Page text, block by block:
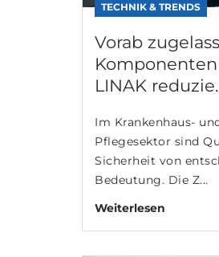
TECHNIK & TRENDS
Vorab
LINAK
Im Krankenhaus-
Pflegesektor sind
Sicherheit von
Bedeutung. Die Z...
Weiterlesen